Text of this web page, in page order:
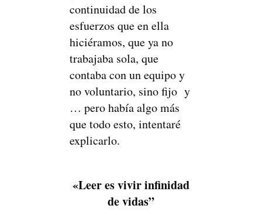
continuidad de los
esfuerzos que en ella
hiciéramos, que ya no
trabajaba sola, que
contaba con un equipo y
no voluntario, sino fijo y
… pero había algo más
que todo esto, intentaré
explicarlo.
«Leer es vivir infinidad
de vidas”